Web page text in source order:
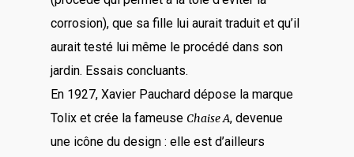
corrosion), que sa fille lui aurait traduit et qu’il
aurait testé lui même le procédé dans son
jardin. Essais concluants.
En 1927, Xavier Pauchard dépose la marque
Tolix et crée la fameuseChaise A, devenue
une icône du design : elle est d’ailleurs